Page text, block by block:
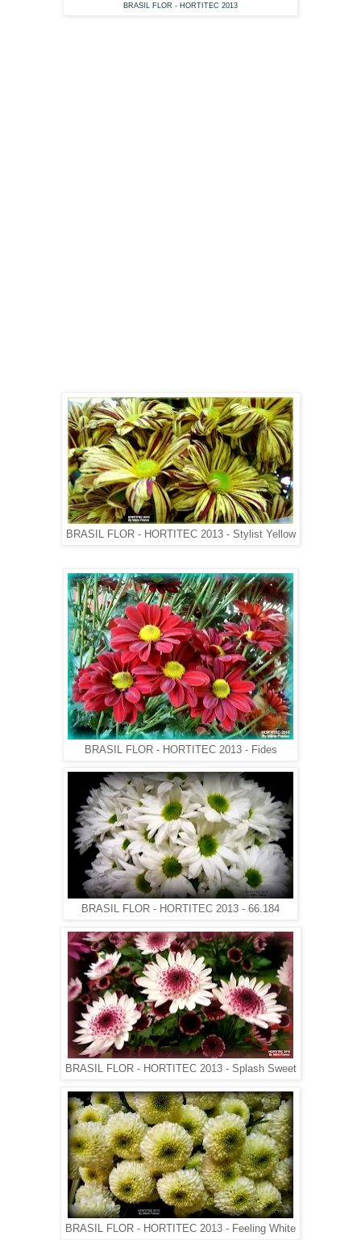
BRASIL FLOR - HORTITEC 2013
BRASIL FLOR - HORTITEC 2013 - Stylist Yellow
BRASIL FLOR - HORTITEC 2013 - Fides
BRASIL FLOR - HORTITEC 2013 - 66.184
BRASIL FLOR - HORTITEC 2013 - Splash Sweet
BRASIL FLOR - HORTITEC 2013 - Feeling White